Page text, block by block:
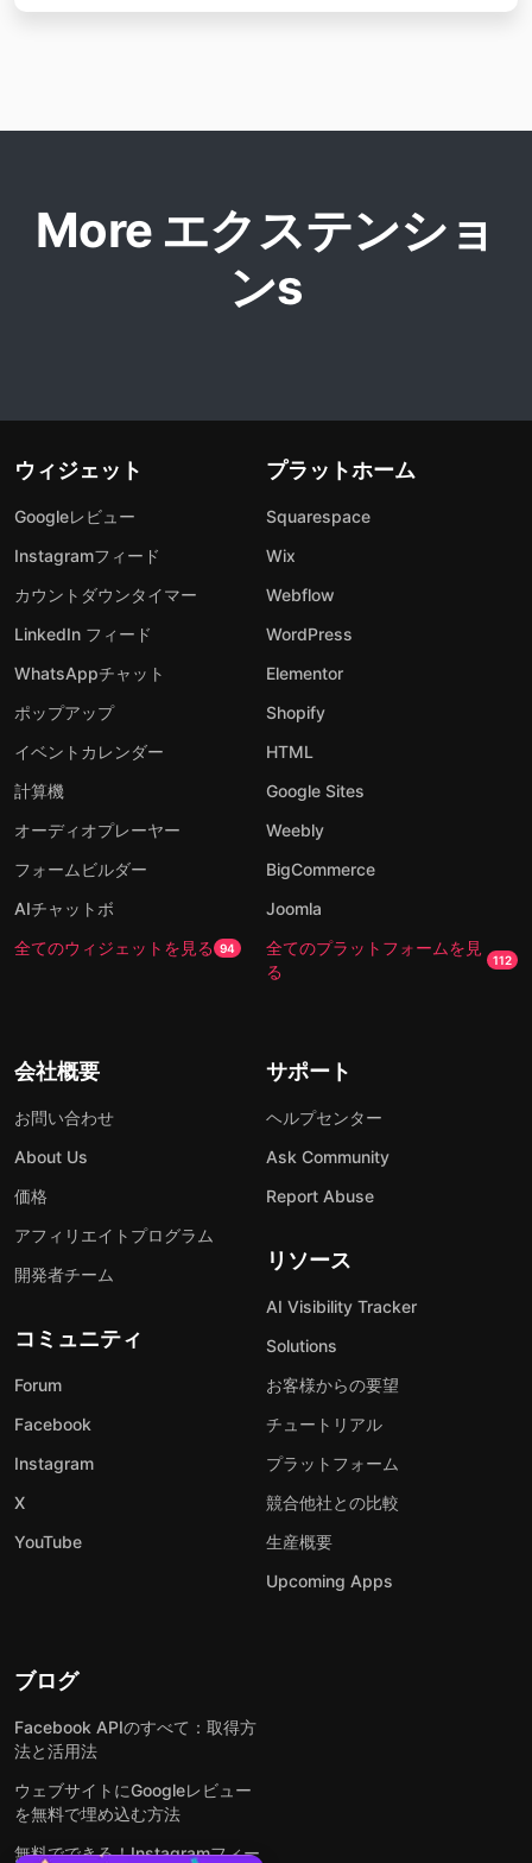
More エクステンショ
ンs
ウィジェット
Googleレビュー
Instagramフィード
カウントダウンタイマー
LinkedIn フィード
WhatsAppチャット
ポップアップ
イベントカレンダー
計算機
オーディオプレーヤー
フォームビルダー
AIチャットボ
全てのウィジェットを見る 94
プラットホーム
Squarespace
Wix
Webflow
WordPress
Elementor
Shopify
HTML
Google Sites
Weebly
BigCommerce
Joomla
全てのプラットフォームを見
る
112
会社概要
お問い合わせ
About Us
価格
アフィリエイトプログラム
開発者チーム
コミュニティ
Forum
Facebook
Instagram
X
YouTube
サポート
ヘルプセンター
Ask Community
Report Abuse
リソース
AI Visibility Tracker
Solutions
お客様からの要望
チュートリアル
プラットフォーム
競合他社との比較
生産概要
Upcoming Apps
ブログ
Facebook APIのすべて：取得方
法と活用法
ウェブサイトにGoogleレビュー
を無料で埋め込む方法
無料でできる！Instagramフィー